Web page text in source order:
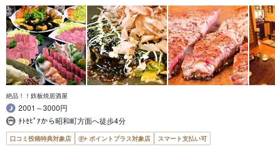
絶品！！鉄板焼居酒屋
2001～3000円
ﾁﾄｾﾋﾟｱから昭和町方面へ徒歩4分
口コミ投稿特典対象店 ポイントプラス対象店 スマート支払い可